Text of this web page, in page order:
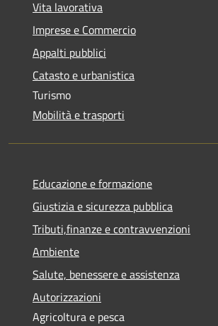
Vita lavorativa
Imprese e Commercio
Appalti pubblici
Catasto e urbanistica
Turismo
Mobilità e trasporti
Educazione e formazione
Giustizia e sicurezza pubblica
Tributi,finanze e contravvenzioni
Ambiente
Salute, benessere e assistenza
Autorizzazioni
Agricoltura e pesca